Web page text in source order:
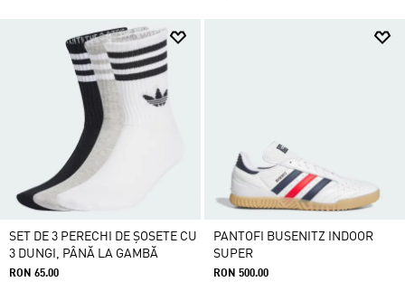
SET DE 3 PERECHI DE ȘOSETE CU
3 DUNGI, PÂNĂ LA GAMBĂ
RON 65.00
PANTOFI BUSENITZ INDOOR
SUPER
RON 500.00